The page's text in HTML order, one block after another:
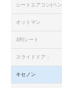
シートエアコン(ベ
オットマン
3列シート
スライドドア：
キセノン